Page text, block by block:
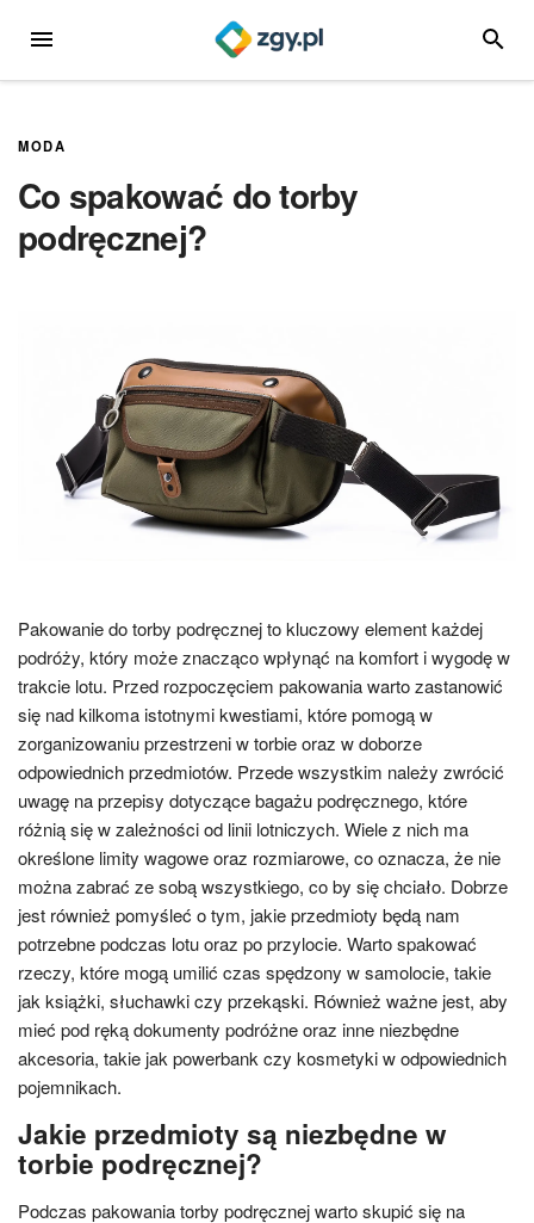
MENU
MODA
Co spakować do torby
podręcznej?
Pakowanie do torby podręcznej to kluczowy element każdej
podróży, który może znacząco wpłynąć na komfort i wygodę w
trakcie lotu. Przed rozpoczęciem pakowania warto zastanowić
się nad kilkoma istotnymi kwestiami, które pomogą w
zorganizowaniu przestrzeni w torbie oraz w doborze
odpowiednich przedmiotów. Przede wszystkim należy zwrócić
uwagę na przepisy dotyczące bagażu podręcznego, które
różnią się w zależności od linii lotniczych. Wiele z nich ma
określone limity wagowe oraz rozmiarowe, co oznacza, że nie
można zabrać ze sobą wszystkiego, co by się chciało. Dobrze
jest również pomyśleć o tym, jakie przedmioty będą nam
potrzebne podczas lotu oraz po przylocie. Warto spakować
rzeczy, które mogą umilić czas spędzony w samolocie, takie
jak książki, słuchawki czy przekąski. Również ważne jest, aby
mieć pod ręką dokumenty podróżne oraz inne niezbędne
akcesoria, takie jak powerbank czy kosmetyki w odpowiednich
pojemnikach.
Jakie przedmioty są niezbędne w
torbie podręcznej?
Podczas pakowania torby podręcznej warto skupić się na